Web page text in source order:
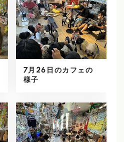
7月26日のカフェの
様子